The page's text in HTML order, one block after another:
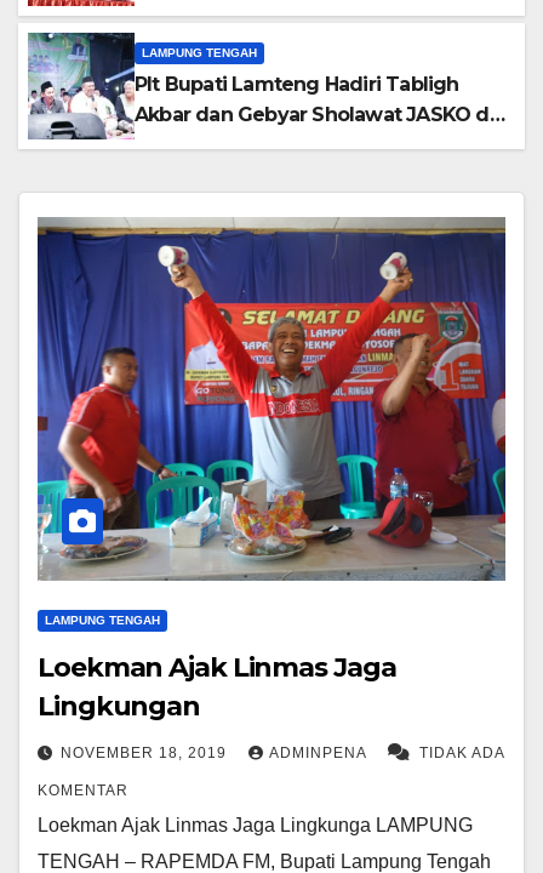
LAMPUNG TENGAH
Plt Bupati Lamteng Hadiri Tabligh
Akbar dan Gebyar Sholawat JASKO di
Ponpes Tahfidzul Quran Al Fattah
LAMPUNG TENGAH
Loekman Ajak Linmas Jaga
Lingkungan
NOVEMBER 18, 2019 ADMINPENA TIDAK ADA
KOMENTAR
Loekman Ajak Linmas Jaga Lingkunga LAMPUNG
TENGAH – RAPEMDA FM, Bupati Lampung Tengah